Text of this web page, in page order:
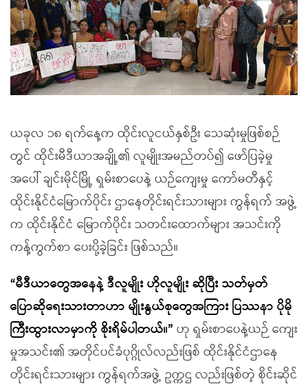
ယခုလ ၁၈ ရက်နေ့က ထိုင်းလူငယ်နှစ်ဦး သေဆုံးမှုဖြစ်စဉ်
တွင် ထိုင်းမီဒီယာအချို့၏ လူမျိုးအမည်တပ်၍ ဖော်ပြခဲ့မှု
အပေါ် ချင်းမိုင်မြို့ ရှမ်းစာပေနဲ့ ယဉ်ကျေးမှု ကော်မတီနှင့်
ထိုင်းနိုင်ငံမြောက်ပိုင်း ဌာနေတိုင်းရင်းသားများ ကွန်ရက် အဖွဲ့
က ထိုင်းနိုင်ငံ မြောက်ပိုင်း သတင်းထောက်များ အသင်းကို
ကန့်ကွက်စာ ပေးပို့ခဲ့ခြင်း ဖြစ်သည်။
“မီဒီယာတွေအနေနဲ့ ဒီလူမျိုး ဟိုလူမျိုး ဆိုပြီး သတ်မှတ်
ပြောဆိုရေးသားတာဟာ မျိုးနွယ်စုတွေအကြား ပြဿနာ ပိုမို
ကြီးထွားလာမှာကို စိုးရိမ်ပါတယ်။” ဟု ရှမ်းစာပေနဲ့ယဉ် ကျေး
မှုအသင်း၏ အတိုင်ပင်ခံပုဂ္ဂိုလ်လည်းဖြစ် ထိုင်းနိုင်ငံဌာနေ
တိုင်းရင်းသားများ ကွန်ရက်အဖွဲ့ ဥက္ကဌ လည်းဖြစ်တဲ့ စိုင်းဆိုင်